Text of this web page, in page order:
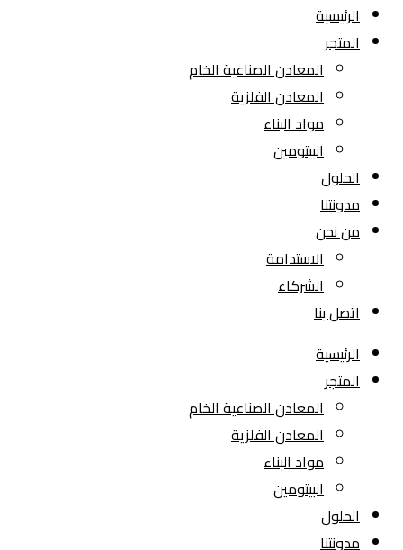
الرئيسية
المتجر
المعادن الصناعية الخام
المعادن الفلزية
مواد البناء
البيتومين
الحلول
مدونتنا
من نحن
الاستدامة
الشركاء
اتصل بنا
الرئيسية
المتجر
المعادن الصناعية الخام
المعادن الفلزية
مواد البناء
البيتومين
الحلول
مدونتنا